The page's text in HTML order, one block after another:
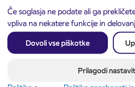
Če soglasja ne podate ali ga
vpliva na nekatere funkcije in
Dovoli vse piškotke
Prilagodi
Kranj
Preberite objavo